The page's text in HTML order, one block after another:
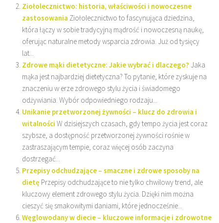
Ziołolecznictwo: historia, właściwości i nowoczesne
zastosowania Ziołolecznictwo to fascynująca dziedzina,
która łączy w sobie tradycyjną mądrość i nowoczesną naukę,
oferując naturalne metody wsparcia zdrowia. Już od tysięcy
lat...
Zdrowe mąki dietetyczne: Jakie wybrać i dlaczego? Jaka
mąka jest najbardziej dietetyczna? To pytanie, które zyskuje na
znaczeniu w erze zdrowego stylu życia i świadomego
odżywiania. Wybór odpowiedniego rodzaju...
Unikanie przetworzonej żywności – klucz do zdrowia i
witalności W dzisiejszych czasach, gdy tempo życia jest coraz
szybsze, a dostępność przetworzonej żywności rośnie w
zastraszającym tempie, coraz więcej osób zaczyna
dostrzegać...
Przepisy odchudzające – smaczne i zdrowe sposoby na
dietę Przepisy odchudzające to nie tylko chwilowy trend, ale
kluczowy element zdrowego stylu życia. Dzięki nim można
cieszyć się smakowitymi daniami, które jednocześnie...
Węglowodany w diecie – kluczowe informacje i zdrowotne